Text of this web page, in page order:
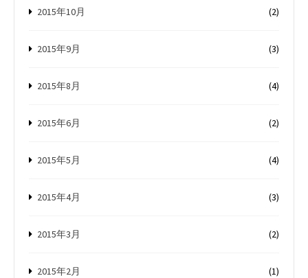
2015年10月 (2)
2015年9月 (3)
2015年8月 (4)
2015年6月 (2)
2015年5月 (4)
2015年4月 (3)
2015年3月 (2)
2015年2月 (1)